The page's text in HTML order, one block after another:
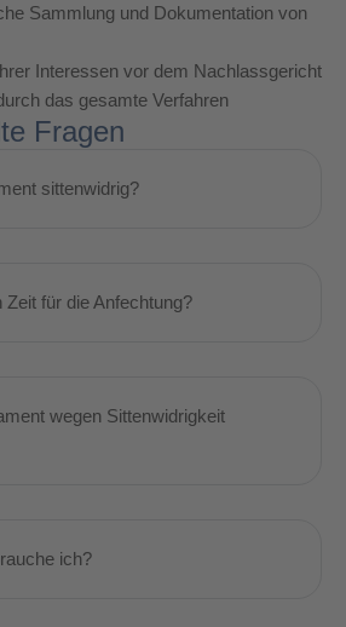
Sammlung und Dokumentation von
Interessen vor dem Nachlassgericht
das gesamte Verfahren
Fragen
sittenwidrig?
Zeit für die Anfechtung?
wegen Sittenwidrigkeit
ich?